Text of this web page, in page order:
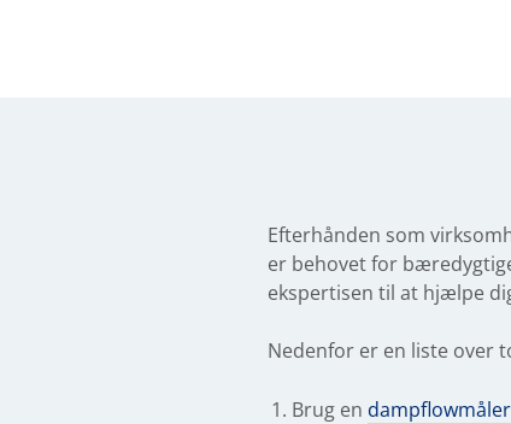
Efterhånden som
er behovet for
ekspertisen til at hjælpe
Nedenfor er en liste over
Brug en dampflowmåler